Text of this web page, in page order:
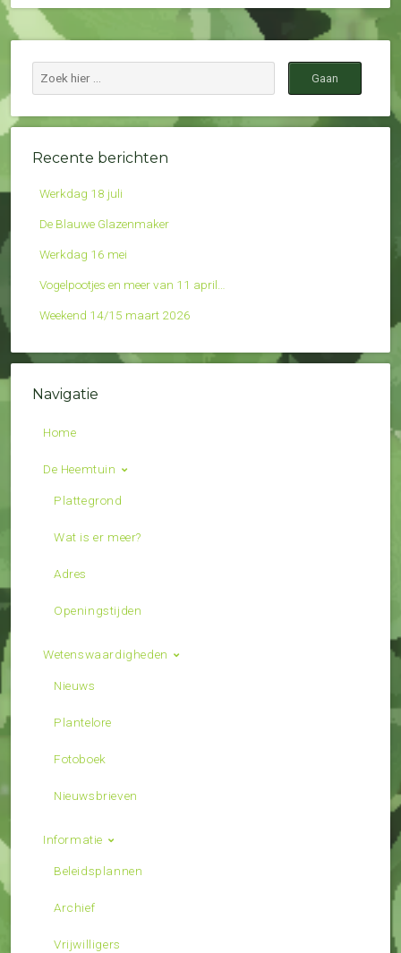
Recente berichten
Werkdag 18 juli
De Blauwe Glazenmaker
Werkdag 16 mei
Vogelpootjes en meer van 11 april…
Weekend 14/15 maart 2026
Navigatie
Home
De Heemtuin
Plattegrond
Wat is er meer?
Adres
Openingstijden
Wetenswaardigheden
Nieuws
Plantelore
Fotoboek
Nieuwsbrieven
Informatie
Beleidsplannen
Archief
Vrijwilligers